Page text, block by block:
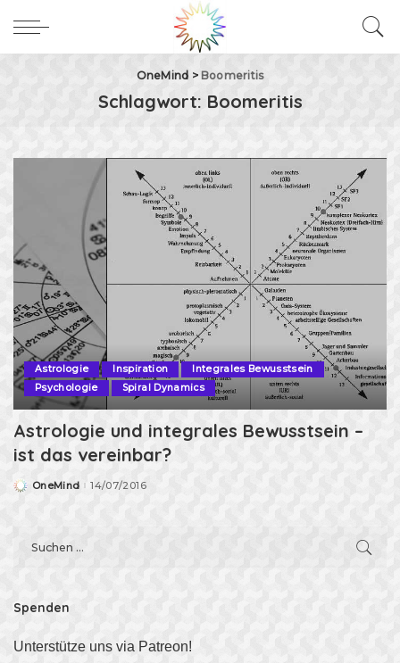
OneMind > Boomeritis
Schlagwort: Boomeritis
Astrologie Inspiration
Integrales Bewusstsein
Psychologie
Spiral Dynamics
Astrologie und integrales Bewusstsein –
ist das vereinbar?
PostedOneMind 14/07/2016
Spenden
Unterstütze uns via Patreon!